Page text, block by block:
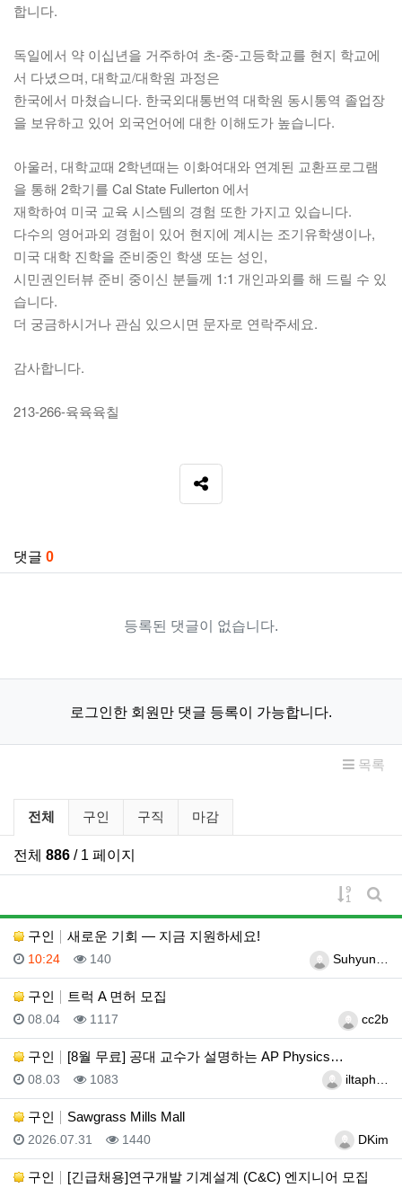
합니다.
독일에서 약 이십년을 거주하여 초-중-고등학교를 현지 학교에
서 다녔으며, 대학교/대학원 과정은
한국에서 마쳤습니다. 한국외대통번역 대학원 동시통역 졸업장
을 보유하고 있어 외국언어에 대한 이해도가 높습니다.
아울러, 대학교때 2학년때는 이화여대와 연계된 교환프로그램
을 통해 2학기를 Cal State Fullerton 에서
재학하여 미국 교육 시스템의 경험 또한 가지고 있습니다.
다수의 영어과외 경험이 있어 현지에 계시는 조기유학생이나,
미국 대학 진학을 준비중인 학생 또는 성인,
시민권인터뷰 준비 중이신 분들께 1:1 개인과외를 해 드릴 수 있
습니다.
더 궁금하시거나 관심 있으시면 문자로 연락주세요.
감사합니다.
213-266-육육육칠
SNS 공유
댓글 0
등록된 댓글이 없습니다.
로그인한 회원만 댓글 등록이 가능합니다.
목록
구인/구직 분류 목록
전체 구인 구직 마감
전체 886 / 1 페이지
게시물
게
구인
새로운 기회 — 지금 지원하세요!
등록자Suhyun…
등록일
10:24 조회
140
구인 트럭 A 면허 모집
등록자cc2b
등록일
08.04 조회
1117
구인 [8월 무료] 공대 교수가 설명하는 AP Physics…
등록자iltaph…
등록일
08.03 조회
1083
구인 Sawgrass Mills Mall
등록자DKim
등록일
2026.07.31 조회
1440
구인 [긴급채용]연구개발 기계설계 (C&C) 엔지니어 모집